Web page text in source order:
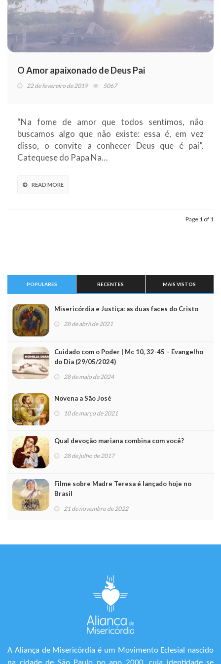
O Amor apaixonado de Deus Pai
22 de fevereiro de 2019 5067
“Na fome de amor que todos sentimos, não
buscamos algo que não existe: essa é, em vez
disso, o convite a conhecer Deus que é pai”.
Catequese do Papa Na…
READ MORE
Page 1 of 1
POPULARES RECENTES MAIS VISTOS
Misericórdia e Justiça: as duas faces do Cristo
28 de abril de 2021
Cuidado com o Poder | Mc 10, 32-45 – Evangelho
do Dia (29/05/2024)
28 de maio de 2024
Novena a São José
10 de março de 2021
Qual devoção mariana combina com você?
28 de julho de 2017
Filme sobre Madre Teresa é lançado hoje no
Brasil
21 de novembro de 2022
A Aliança de Misericórdia é um Movimento Eclesial nascido